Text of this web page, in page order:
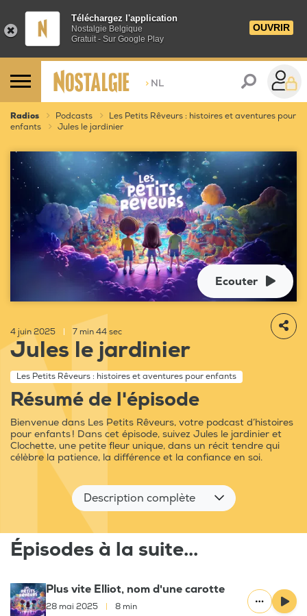
Téléchargez l'application
Nostalgie Belgique
Gratuit - Sur Google Play
OUVRIR
> NL
Radios Podcasts
Les Petits Rêveurs : histoires et aventures pour
enfants
Jules le jardinier
Ecouter
4 juin 2025 7 min 44 sec
Jules le jardinier
Les Petits Rêveurs : histoires et aventures pour enfants
Résumé de l'épisode
Bienvenue dans Les Petits Rêveurs, votre podcast d’histoires
pour enfants ! Dans cet épisode, suivez Jules le jardinier et
Clochette, une petite fleur unique, dans un récit tendre qui
célèbre la patience, la différence et la confiance en soi.
Description complète
Épisodes à la suite...
Plus vite Elliot, nom d'une carotte
28 mai 2025 8 min